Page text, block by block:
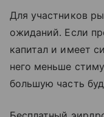
Для участников
ожиданий. Если
капитал и имеет
него меньше
большую часть